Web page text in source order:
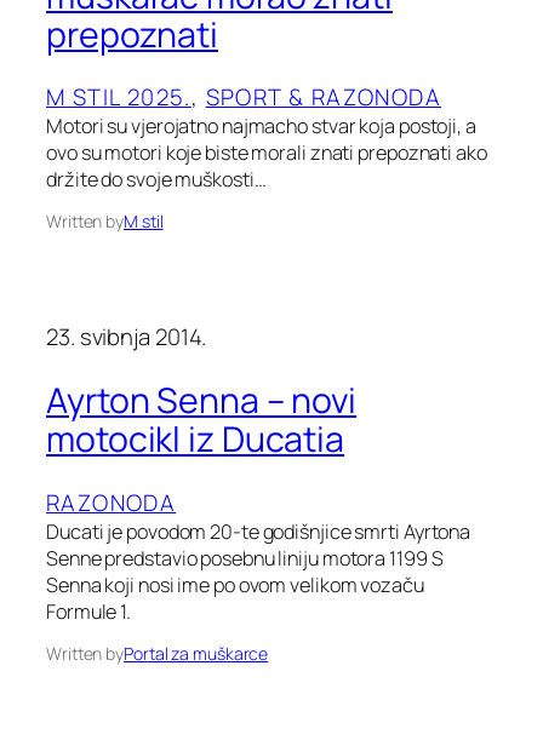
prepoznati
M STIL 2025., SPORT & RAZONODA
Motori su vjerojatno najmacho stvar koja postoji, a
ovo su motori koje biste morali znati prepoznati ako
držite do svoje muškosti…
Written byM stil
23. svibnja 2014.
Ayrton Senna – novi
motocikl iz Ducatia
RAZONODA
Ducati je povodom 20-te godišnjice smrti Ayrtona
Senne predstavio posebnu liniju motora 1199 S
Senna koji nosi ime po ovom velikom vozaču
Formule 1.
Written byPortal za muškarce